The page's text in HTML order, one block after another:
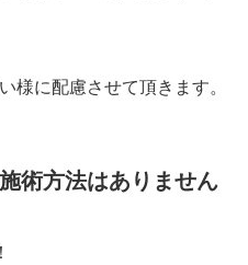
様に配慮させて頂きます。
術方法はありません